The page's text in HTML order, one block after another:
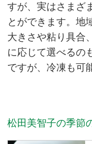
すが、実はさまざ
とができます。地
大きさや粘り具合
に応じて選べるの
ですが、冷凍も可
松田美智子の季節